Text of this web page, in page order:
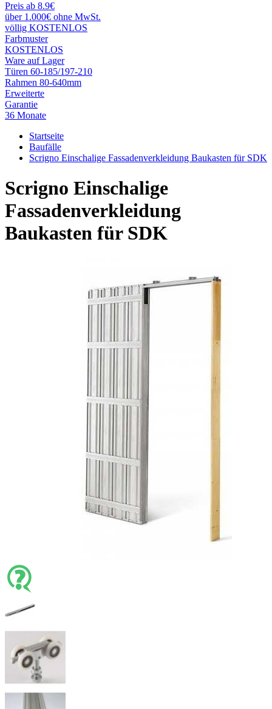
Preis ab 8.9€
über 1.000€ ohne MwSt.
völlig KOSTENLOS
Farbmuster
KOSTENLOS
Ware auf Lager
Türen 60-185/197-210
Rahmen 80-640mm
Erweiterte
Garantie
36 Monate
Startseite
Baufälle
Scrigno Einschalige Fassadenverkleidung Baukasten für SDK
Scrigno Einschalige
Fassadenverkleidung
Baukasten für SDK